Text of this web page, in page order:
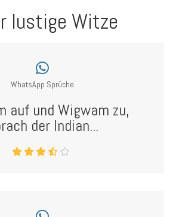
lustige Witze
WhatsApp Sprüche
auf und Wigwam zu,
der Indian...